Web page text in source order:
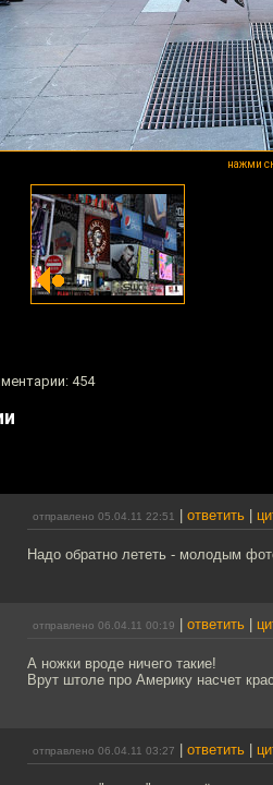
нажми
454
отправлено 05.04.11 22:51 ответить
Надо обратно лететь - молодым
отправлено 06.04.11 00:19 ответить
А ножки вроде ничего такие!
Врут штоле про Америку насчет
отправлено 06.04.11 03:27 ответить